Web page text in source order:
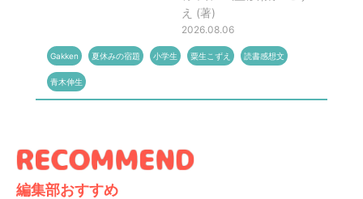
え (著)
2026.08.06
Gakken 夏休みの宿題 小学生 粟生こずえ 読書感想文
青木伸生
編集部おすすめ